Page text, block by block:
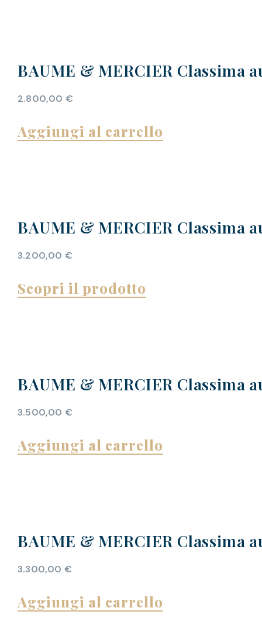
BAUME & MERCIER Classima
2.800,00 €
Aggiungi al carrello
BAUME & MERCIER Classima
3.200,00 €
Scopri il prodotto
BAUME & MERCIER Classima
3.500,00 €
Aggiungi al carrello
BAUME & MERCIER Classima
3.300,00 €
Aggiungi al carrello